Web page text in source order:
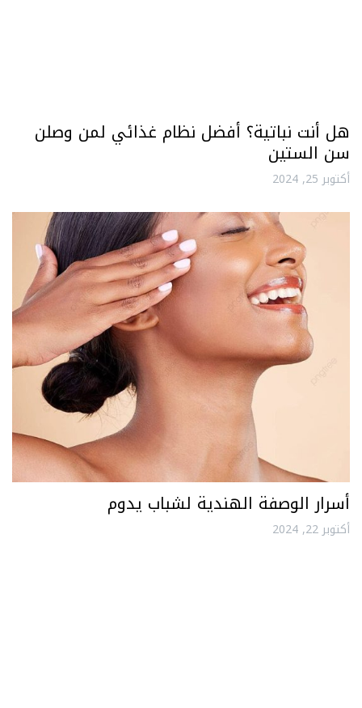
هل أنت نباتية؟ أفضل نظام غذائي لمن وصلن
سن الستين
أكتوبر 25, 2024
أسرار الوصفة الهندية لشباب يدوم
أكتوبر 22, 2024